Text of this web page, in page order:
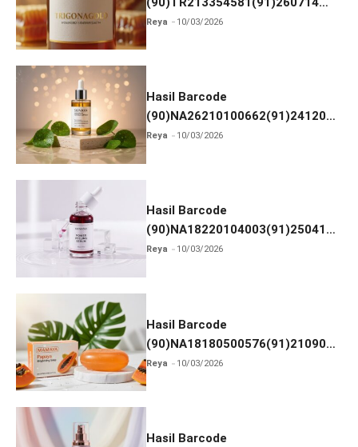
dan Izin BPOM
Reya 10/03/2026
Hasil Barcode
(90)NA26210100662(91)241203
dan Izin BPOM
Reya 10/03/2026
Hasil Barcode
(90)NA18220104003(91)250418
dan Izin BPOM
Reya 10/03/2026
Hasil Barcode
(90)NA18180500576(91)210906
dan Izin BPOM
Reya 10/03/2026
Hasil Barcode